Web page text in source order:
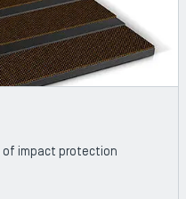
of impact protection